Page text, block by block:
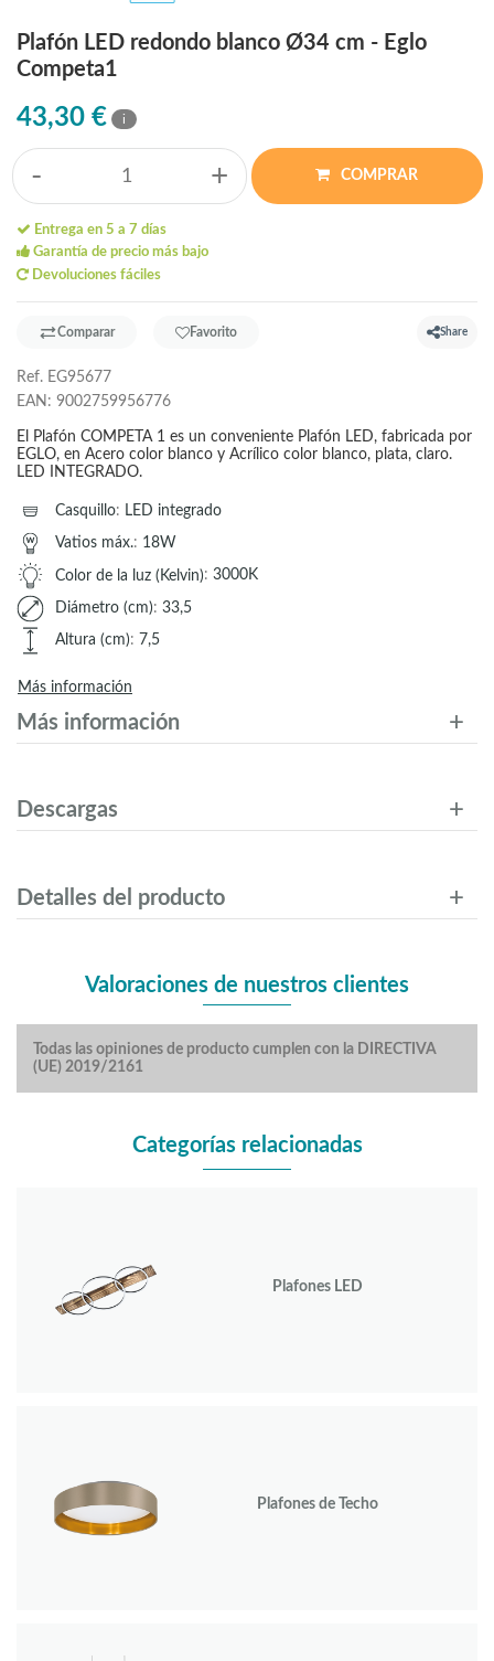
Plafón LED redondo blanco Ø34 cm - Eglo
Competa1
43,30 € i
- + COMPRAR
Entrega en 5 a 7 días
Garantía de precio más bajo
Devoluciones fáciles
Comparar Favorito Share
Ref. EG95677
EAN: 9002759956776
El Plafón COMPETA 1 es un conveniente Plafón LED, fabricada por
EGLO, en Acero color blanco y Acrílico color blanco, plata, claro.
LED INTEGRADO.
Casquillo: LED integrado
Vatios máx.: 18W
Color de la luz (Kelvin): 3000K
Diámetro (cm): 33,5
Altura (cm): 7,5
Más información
Más información
Descargas
Detalles del producto
Valoraciones de nuestros clientes
Todas las opiniones de producto cumplen con la DIRECTIVA
(UE) 2019/2161
Categorías relacionadas
Plafones LED
Plafones de Techo